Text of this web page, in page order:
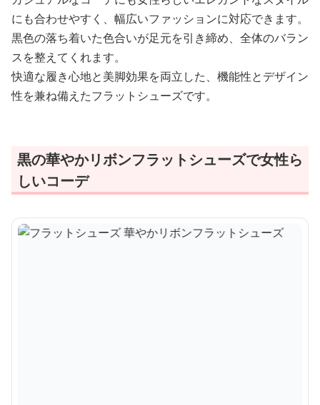
にも合わせやすく、幅広いファッションに対応できます。
黒色の落ち着いた色合いが足元を引き締め、全体のバラン
スを整えてくれます。
快適な履き心地と美脚効果を両立した、機能性とデザイン
性を兼ね備えたフラットシューズです。
黒の華やかリボンフラットシューズで女性ら
しいコーデ